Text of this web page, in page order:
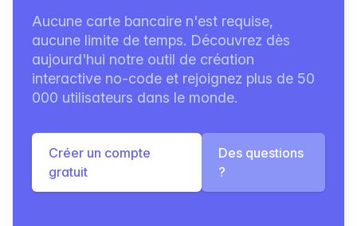
Aucune carte bancaire n'est requise,
aucune limite de temps. Découvrez dès
aujourd'hui notre outil de création
interactive no-code et rejoignez plus de 50
000 utilisateurs dans le monde.
Créer un compte
gratuit
Des questions
?